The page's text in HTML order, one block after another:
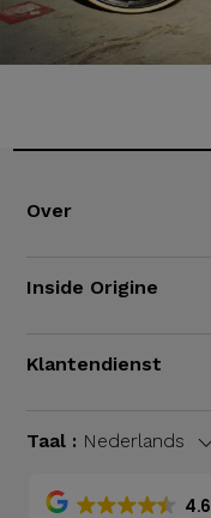
Over
Inside Origine
Klantendienst
Taal : Nederlands
4.6